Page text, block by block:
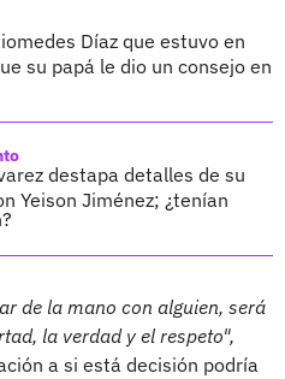
Díaz que estuvo en
su papá le dio un consejo en
destapa detalles de su
Yeison Jiménez; ¿tenían
de la mano con alguien, será
la verdad y el respeto",
a si está decisión podría